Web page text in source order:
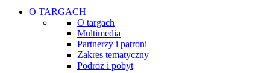
O TARGACH
O targach
Multimedia
Partnerzy i patroni
Zakres tematyczny
Podróż i pobyt